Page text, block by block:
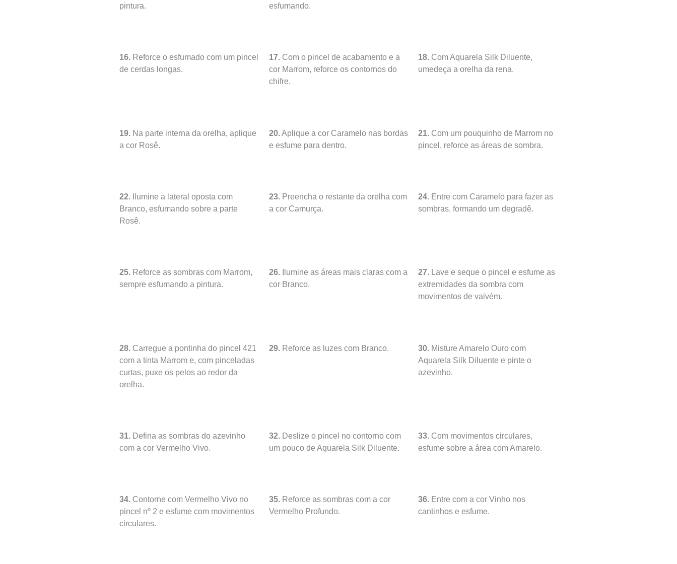
pintura.
esfumando.
16. Reforce o esfumado com um pincel
de cerdas longas.
17.Com o pincel de acabamento e a
cor Marrom, reforce os contornos do
chifre.
18. Com Aquarela Silk Diluente,
umedeça a orelha da rena.
19. Na parte interna da orelha, aplique
a cor Rosê.
20.Aplique a cor Caramelo nas bordas
e esfume para dentro.
21. Com um pouquinho de Marrom no
pincel, reforce as áreas de sombra.
22. Ilumine a lateral oposta com
Branco, esfumando sobre a parte
Rosê.
23.Preencha o restante da orelha com
a cor Camurça.
24. Entre com Caramelo para fazer as
sombras, formando um degradê.
25. Reforce as sombras com Marrom,
sempre esfumando a pintura.
26.Ilumine as áreas mais claras com a
cor Branco.
27. Lave e seque o pincel e esfume as
extremidades da sombra com
movimentos de vaivém.
28. Carregue a pontinha do pincel 421
com a tinta Marrom e, com pinceladas
curtas, puxe os pelos ao redor da
orelha.
29.Reforce as luzes com Branco. 30. Misture Amarelo Ouro com
Aquarela Silk Diluente e pinte o
azevinho.
31. Defina as sombras do azevinho
com a cor Vermelho Vivo.
32.Deslize o pincel no contorno com
um pouco de Aquarela Silk Diluente.
33. Com movimentos circulares,
esfume sobre a área com Amarelo.
34. Contorne com Vermelho Vivo no
pincel nº 2 e esfume com movimentos
circulares.
35.Reforce as sombras com a cor
Vermelho Profundo.
36. Entre com a cor Vinho nos
cantinhos e esfume.